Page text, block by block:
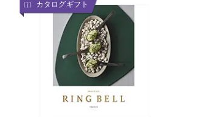
カタログギフト